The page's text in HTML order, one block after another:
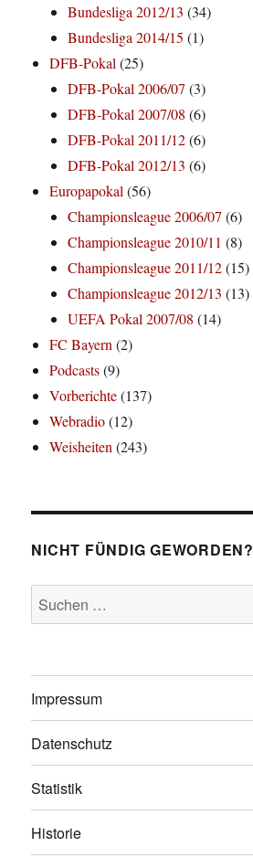
Bundesliga 2012/13 (34)
Bundesliga 2014/15 (1)
DFB-Pokal(25)
DFB-Pokal 2006/07 (3)
DFB-Pokal 2007/08 (6)
DFB-Pokal 2011/12(6)
DFB-Pokal 2012/13 (6)
Europapokal(56)
Championsleague 2006/07 (6)
Championsleague 2010/11 (8)
Championsleague 2011/12(15)
Championsleague 2012/13 (13)
UEFA Pokal 2007/08 (14)
FC Bayern(2)
Podcasts(9)
Vorberichte(137)
Webradio(12)
Weisheiten(243)
NICHT FÜNDIG GEWORDEN?
Suchen
nach:
Impressum
Datenschutz
Statistik
Historie